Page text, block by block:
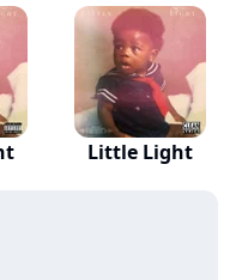
Little Light